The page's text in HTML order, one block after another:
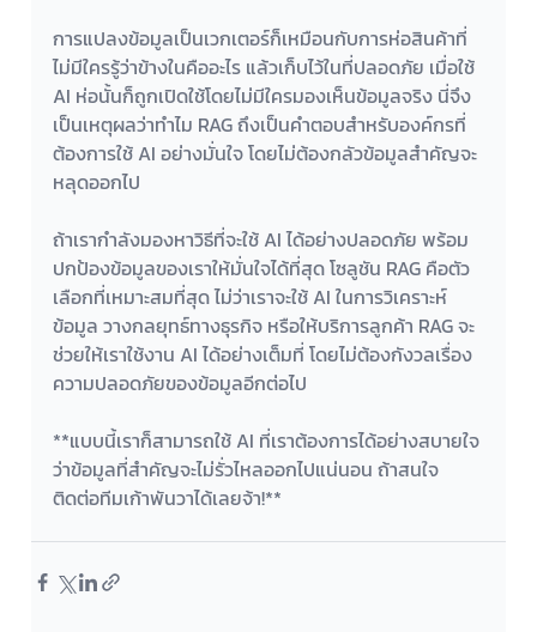
การแปลงข้อมูลเป็นเวกเตอร์ก็เหมือนกับการห่อสินค้าที่
ไม่มีใครรู้ว่าข้างในคืออะไร แล้วเก็บไว้ในที่ปลอดภัย เมื่อใช้
AI ห่อนั้นก็ถูกเปิดใช้โดยไม่มีใครมองเห็นข้อมูลจริง นี่จึง
เป็นเหตุผลว่าทำไม RAG ถึงเป็นคำตอบสำหรับองค์กรที่
ต้องการใช้ AI อย่างมั่นใจ โดยไม่ต้องกลัวข้อมูลสำคัญจะ
หลุดออกไป
ถ้าเรากำลังมองหาวิธีที่จะใช้ AI ได้อย่างปลอดภัย พร้อม
ปกป้องข้อมูลของเราให้มั่นใจได้ที่สุด โซลูชัน RAG คือตัว
เลือกที่เหมาะสมที่สุด ไม่ว่าเราจะใช้ AI ในการวิเคราะห์
ข้อมูล วางกลยุทธ์ทางธุรกิจ หรือให้บริการลูกค้า RAG จะ
ช่วยให้เราใช้งาน AI ได้อย่างเต็มที่ โดยไม่ต้องกังวลเรื่อง
ความปลอดภัยของข้อมูลอีกต่อไป
**แบบนี้เราก็สามารถใช้ AI ที่เราต้องการได้อย่างสบายใจ
ว่าข้อมูลที่สำคัญจะไม่รั่วไหลออกไปแน่นอน ถ้าสนใจ
ติดต่อทีมเก้าพันวาได้เลยจ้า!**